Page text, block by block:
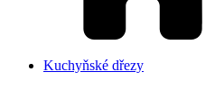
Kuchyňské dřezy